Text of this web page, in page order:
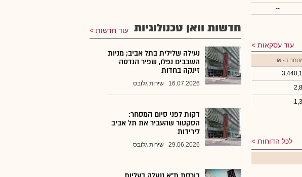
--
עוד עסקאות
ב- ₪
לכל הדוחות
חדשות וואן טכנולוגיות עוד חדשות
נעילה שלילית בתל אביב; מניות
השבבים נפלו, שפיר הנדסה
זינקה בחדות
16.07.2026 שירות גלובס
דקות לפני סיום המסחר:
הסקטור שהעביר את תל אביב
לירידות
29.06.2026 שירות גלובס